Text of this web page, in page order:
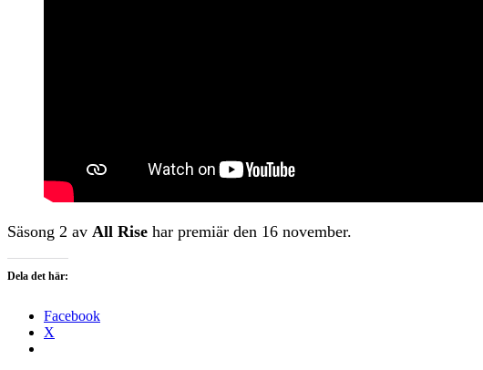
Säsong 2 av All Rise har premiär den 16 november.
Dela det här:
Facebook
X